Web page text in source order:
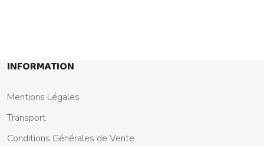
INFORMATION
Mentions Légales
Transport
Conditions Générales de Vente